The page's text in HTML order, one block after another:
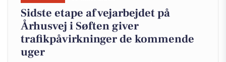
Sidste etape af vejarbejdet på
Århusvej i Søften giver
trafikpåvirkninger de kommende
uger